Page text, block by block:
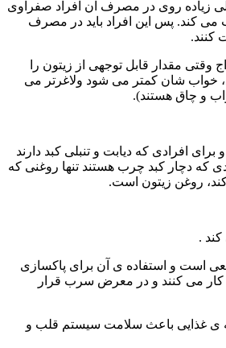
زیاده روی در مصرف آن افراد صفراوی
می کند. پس این افراد باید در مصرف
کنند.
وقتی مقدار قابل توجهی از زیتون را
خواب شان کمتر می شود ولاغرتر می
و چاق هستند).
افرادی که دیابت و تنبلی کبد دارند
که دچار کبد چرب هستند تنها روغنی که
روغن زیتون است.
.
است و استفاده ی آن برای پاکسازی
کار می کنند و در معرض سرب قرار
ی غذایی باعث سلامت سیستم قلب و